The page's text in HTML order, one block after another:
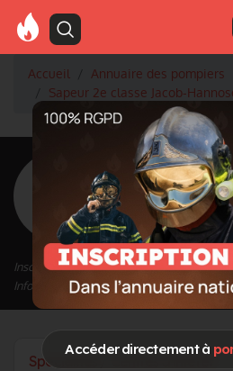
Accéder directement à
Accueil
Annuaire des pompiers
Sapeur 2e classe Jacob-
<Retour à la
Grade : Sapeur 2e
Inscrit depuis le 14/09/2021 à 19:27
Informations mises à jour le 14/09/2021 à
Spécialités / Centres d'intérêt